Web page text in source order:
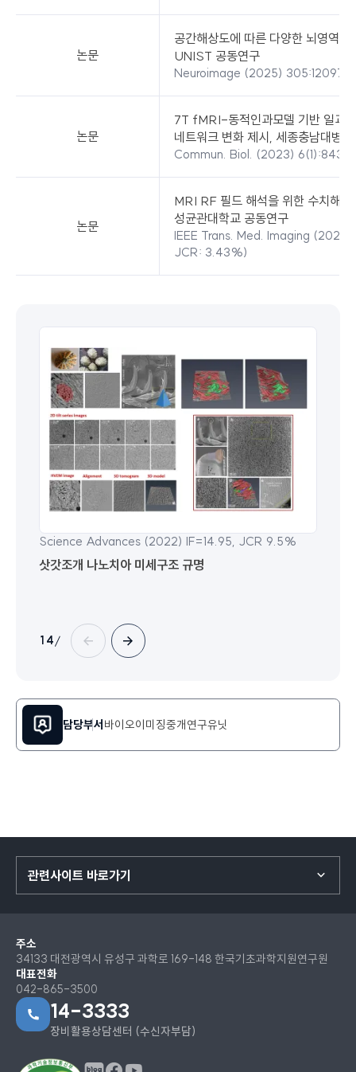
논문
공간해상도에 따른 다양한 뇌영역
UNIST 공동연구
Neuroimage (2025) 305:120979
논문
7T fMRI-동적인과모델 기반 일과
네트워크 변화 제시, 세종충남대병
Commun. Biol. (2023) 6(1):843
논문
MRI RF 필드 해석을 위한 수치해석
성균관대학교 공동연구
IEEE Trans. Med. Imaging
JCR: 3.43%)
Science Advances (2022) IF=14.95, JCR 9.5%
삿갓조개 나노치아 미세구조 규명
1 4
담당부서 바이오이미징중개연구유닛
관련사이트 바로가기
주소
34133 대전광역시 유성구 과학로 169-148 한국기초과학지원연구원
대표전화
042-865-3500
14-3333
장비활용상담센터 (수신자부담)